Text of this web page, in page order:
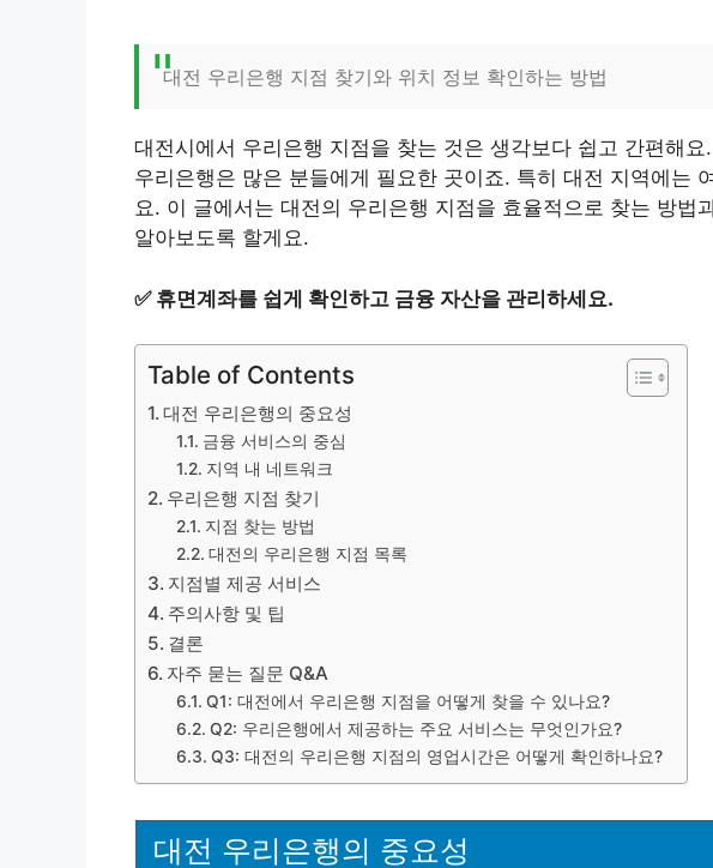
대전 우리은행 지점 찾기와 위치 정보 확인하는 방법
대전시에서 우리은행 지점을 찾는 것은 생각보다 쉽고 간편해
우리은행은 많은 분들에게 필요한 곳이죠. 특히 대전 지역에는
요. 이 글에서는 대전의 우리은행 지점을 효율적으로 찾는 방법
알아보도록 할게요.
✅ 휴면계좌를 쉽게 확인하고 금융 자산을 관리하세요.
Table of Contents
대전 우리은행의 중요성
금융 서비스의 중심
지역 내 네트워크
우리은행 지점 찾기
지점 찾는 방법
대전의 우리은행 지점 목록
지점별 제공 서비스
주의사항 및 팁
결론
자주 묻는 질문 Q&A
Q1: 대전에서 우리은행 지점을 어떻게 찾을 수 있나요?
Q2: 우리은행에서 제공하는 주요 서비스는 무엇인가요?
Q3: 대전의 우리은행 지점의 영업시간은 어떻게 확인하나요?
대전 우리은행의 중요성